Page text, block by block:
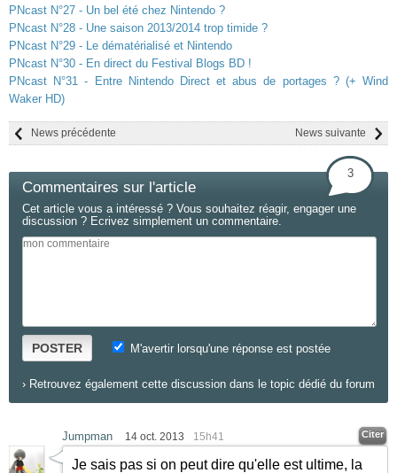
PNcast N°27 - Un bel été chez Nintendo ?
PNcast N°28 - Une saison 2013/2014 trop timide ?
PNcast N°29 - Le dématérialisé et Nintendo
PNcast N°30 - En direct du Festival Blogs BD !
PNcast N°31 - Entre Nintendo Direct et abus de portages ? (+ Wind
Waker HD)
News suivante
News précédente
Commentaires sur l'article
3
Cet article vous a intéressé ? Vous souhaitez réagir, engager une
discussion ? Ecrivez simplement un commentaire.
POSTER M'avertir lorsqu'une réponse est postée
› Retrouvez également cette discussion dans le topic dédié du forum
Jumpman 14 oct. 2013 15h41 Citer
Je sais pas si on peut dire qu'elle est ultime, la